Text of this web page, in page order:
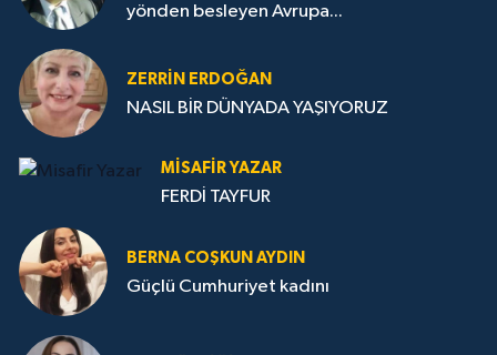
yönden besleyen Avrupa...
ZERRIN ERDOĞAN
NASIL BİR DÜNYADA YAŞIYORUZ
MISAFIR YAZAR
FERDİ TAYFUR
BERNA COŞKUN AYDIN
Güçlü Cumhuriyet kadını